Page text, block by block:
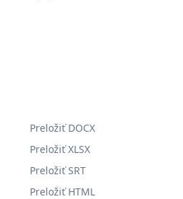
Preložiť DOCX
Preložiť XLSX
Preložiť SRT
Preložiť HTML